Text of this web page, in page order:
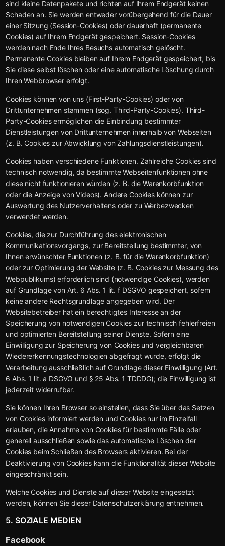
sind kleine Datenpakete und richten auf Ihrem Endgerät keinen
Schaden an. Sie werden entweder vorübergehend für die Dauer
einer Sitzung (Session-Cookies) oder dauerhaft (permanente
Cookies) auf Ihrem Endgerät gespeichert. Session-Cookies
werden nach Ende Ihres Besuchs automatisch gelöscht.
Permanente Cookies bleiben auf Ihrem Endgerät gespeichert, bis
Sie diese selbst löschen oder eine automatische Löschung durch
Ihren Webbrowser erfolgt.
Cookies können von uns (First-Party-Cookies) oder von
Drittunternehmen stammen (sog. Third-Party-Cookies). Third-
Party-Cookies ermöglichen die Einbindung bestimmter
Dienstleistungen von Drittunternehmen innerhalb von Webseiten
(z. B. Cookies zur Abwicklung von Zahlungsdienstleistungen).
Cookies haben verschiedene Funktionen. Zahlreiche Cookies sind
technisch notwendig, da bestimmte Webseitenfunktionen ohne
diese nicht funktionieren würden (z. B. die Warenkorbfunktion
oder die Anzeige von Videos). Andere Cookies können zur
Auswertung des Nutzerverhaltens oder zu Werbezwecken
verwendet werden.
Cookies, die zur Durchführung des elektronischen
Kommunikationsvorgangs, zur Bereitstellung bestimmter, von
Ihnen erwünschter Funktionen (z. B. für die Warenkorbfunktion)
oder zur Optimierung der Website (z. B. Cookies zur Messung des
Webpublikums) erforderlich sind (notwendige Cookies), werden
auf Grundlage von Art. 6 Abs. 1 lit. f DSGVO gespeichert, sofern
keine andere Rechtsgrundlage angegeben wird. Der
Websitebetreiber hat ein berechtigtes Interesse an der
Speicherung von notwendigen Cookies zur technisch fehlerfreien
und optimierten Bereitstellung seiner Dienste. Sofern eine
Einwilligung zur Speicherung von Cookies und vergleichbaren
Wiedererkennungstechnologien abgefragt wurde, erfolgt die
Verarbeitung ausschließlich auf Grundlage dieser Einwilligung (Art.
6 Abs. 1 lit. a DSGVO und § 25 Abs. 1 TDDDG); die Einwilligung ist
jederzeit widerrufbar.
Sie können Ihren Browser so einstellen, dass Sie über das Setzen
von Cookies informiert werden und Cookies nur im Einzelfall
erlauben, die Annahme von Cookies für bestimmte Fälle oder
generell ausschließen sowie das automatische Löschen der
Cookies beim Schließen des Browsers aktivieren. Bei der
Deaktivierung von Cookies kann die Funktionalität dieser Website
eingeschränkt sein.
Welche Cookies und Dienste auf dieser Website eingesetzt
werden, können Sie dieser Datenschutzerklärung entnehmen.
5. SOZIALE MEDIEN
Facebook